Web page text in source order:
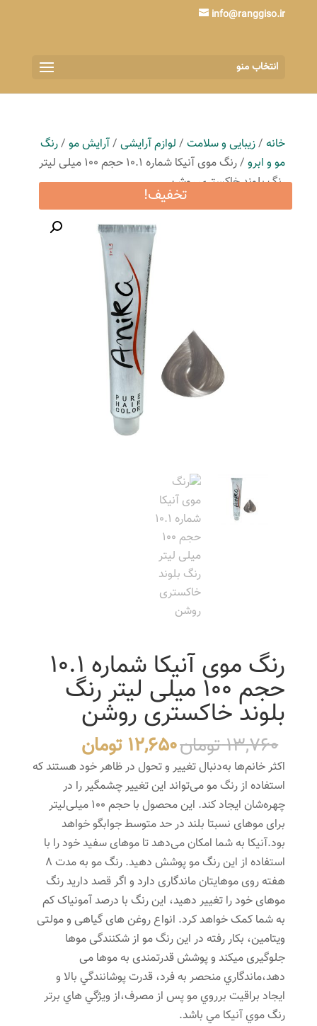
info@ranggiso.ir
انتخاب منو
خانه/زیبایی و سلامت/ لوازم آرایشی/آرایش مو/رنگ
مو و ابرو
/ رنگ موی آنیکا شماره 10.1 حجم 100 میلی لیتر
رنگ بلوند خاکستری روشن
تخفیف!
رنگ موی آنیکا شماره 10.1
حجم 100 میلی لیتر رنگ
بلوند خاکستری روشن
13,760تومانقیمت
اصلی
13,760 تومان
بود.
12,650تومانقیمت
فعلی
است.
اکثر خانم‌ها به‌دنبال تغییر و تحول در ظاهر خود هستند که
استفاده از رنگ مو می‌تواند این تغییر چشمگیر را در
چهره‌شان ایجاد کند. این محصول با حجم 100 میلی‌لیتر
برای موهای نسبتا بلند در حد متوسط جوابگو خواهد
بود.آنیکا به شما امکان می‌دهد تا موهای سفید خود را با
استفاده از این رنگ مو پوشش دهید. رنگ مو به مدت 8
هفته روی موهایتان ماندگاری دارد و اگر قصد دارید رنگ
موهای خود را تغییر دهید، این رنگ با درصد آمونیاک کم
به شما کمک خواهد کرد. انواع روغن های گیاهی و مولتی
ویتامین، بکار رفته در این رنگ مو از شکنندگی موها
جلوگیری میکند و پوشش قدرتمندی به موها می
دهد،ماندگاري منحصر به فرد، قدرت پوشانندگي بالا و
ايجاد براقيت برروي مو پس از مصرف،از ويژگي هاي برتر
رنگ موي آنیکا مي باشد.